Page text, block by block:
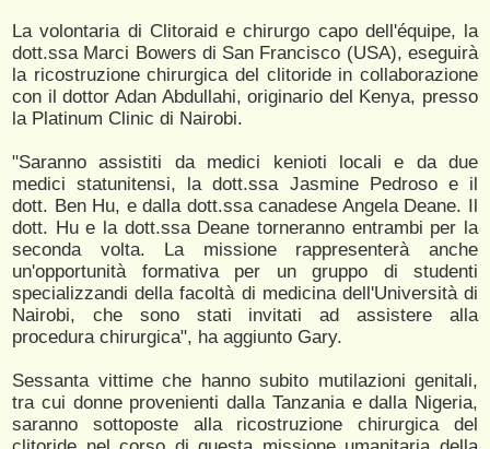
La volontaria di Clitoraid e chirurgo capo dell'équipe, la
dott.ssa Marci Bowers di San Francisco (USA), eseguirà
la ricostruzione chirurgica del clitoride in collaborazione
con il dottor Adan Abdullahi, originario del Kenya, presso
la Platinum Clinic di Nairobi.
"Saranno assistiti da medici kenioti locali e da due
medici statunitensi, la dott.ssa Jasmine Pedroso e il
dott. Ben Hu, e dalla dott.ssa canadese Angela Deane. Il
dott. Hu e la dott.ssa Deane torneranno entrambi per la
seconda volta. La missione rappresenterà anche
un'opportunità formativa per un gruppo di studenti
specializzandi della facoltà di medicina dell'Università di
Nairobi, che sono stati invitati ad assistere alla
procedura chirurgica", ha aggiunto Gary.
Sessanta vittime che hanno subito mutilazioni genitali,
tra cui donne provenienti dalla Tanzania e dalla Nigeria,
saranno sottoposte alla ricostruzione chirurgica del